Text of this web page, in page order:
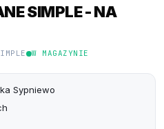
SIMPLE - NA
W MAGAZYNIE
Sypniewo